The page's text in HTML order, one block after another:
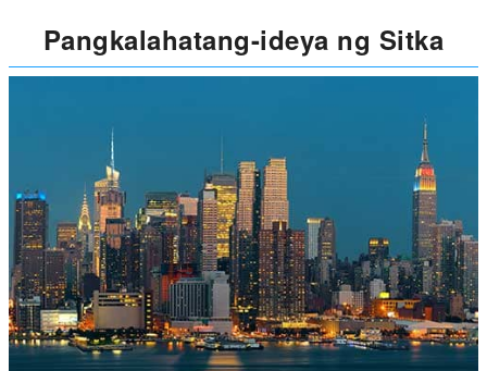
Pangkalahatang-ideya ng Sitka